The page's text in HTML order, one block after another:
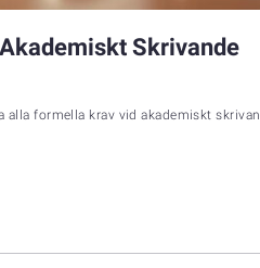
Skrivande
formella krav vid akademiskt